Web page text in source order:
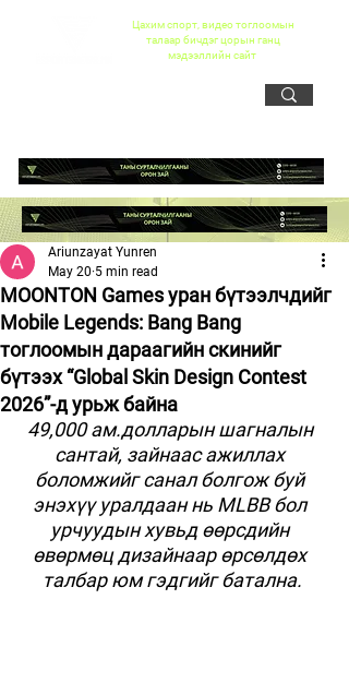
Цахим спорт, видео тоглоомын
талаар бичдэг цорын ганц
мэдээллийн сайт
MOONTON Games уран бүтээлчдийг
Mobile Legends: Bang Bang
тоглоомын дараагийн скинийг
бүтээх “Global Skin Design Contest
2026”-д урьж байна
Ariunzayat Yunren
May 20 5 min read
49,000 ам.долларын шагналын
сантай, зайнаас ажиллах
боломжийг санал болгож буй
энэхүү уралдаан нь MLBB бол
урчуудын хувьд өөрсдийн
өвөрмөц дизайнаар өрсөлдөх
талбар юм гэдгийг батална.